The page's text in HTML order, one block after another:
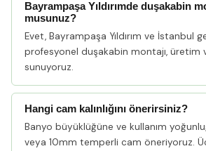
Bayrampaşa Yıldırımde duşakabin
musunuz?
Evet, Bayrampaşa Yıldırım ve İstanbul
profesyonel duşakabin montajı, üretim
sunuyoruz.
Hangi cam kalınlığını önerirsiniz?
Banyo büyüklüğüne ve kullanım
veya 10mm temperli cam öneriyoruz.